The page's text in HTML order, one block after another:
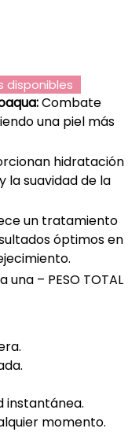
disponibles
Combate
una piel más
hidratación
la suavidad de la
un tratamiento
óptimos en
una – PESO TOTAL
instantánea.
momento.